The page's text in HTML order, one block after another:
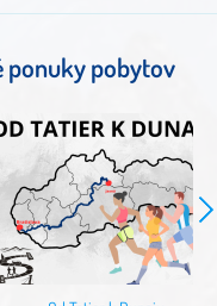
ponuky pobytov